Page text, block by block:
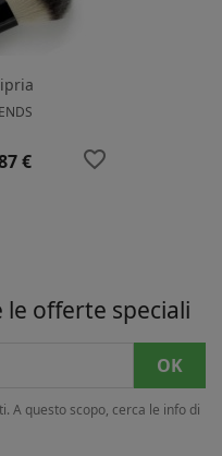
€ favorite_border
le offerte speciali
A questo scopo, cerca le info di